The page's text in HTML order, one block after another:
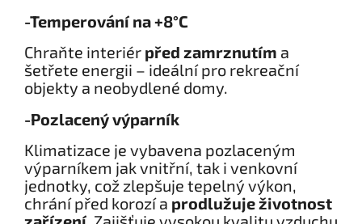
-Temperování na +8°C
Chraňte interiér před zamrznutím a
šetřete energii – ideální pro rekreační
objekty a neobydlené domy.
-Pozlacený výparník
Klimatizace je vybavena pozlaceným
výparníkem jak vnitřní, tak i venkovní
jednotky, což zlepšuje tepelný výkon,
chrání před korozí a prodlužuje životnost